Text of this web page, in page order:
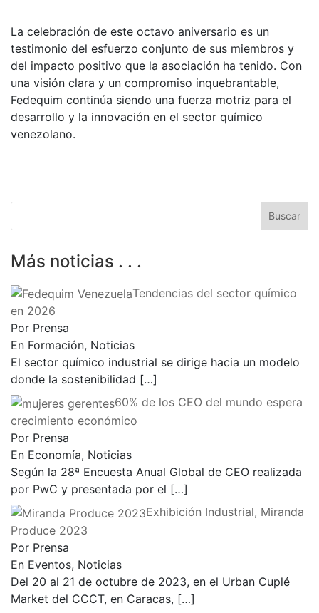
La celebración de este octavo aniversario es un
testimonio del esfuerzo conjunto de sus miembros y
del impacto positivo que la asociación ha tenido. Con
una visión clara y un compromiso inquebrantable,
Fedequim continúa siendo una fuerza motriz para el
desarrollo y la innovación en el sector químico
venezolano.
Más noticias . . .
Tendencias del sector químico
en 2026
Por Prensa
En Formación, Noticias
El sector químico industrial se dirige hacia un modelo
donde la sostenibilidad […]
60% de los CEO del mundo espera
crecimiento económico
Por Prensa
En Economía, Noticias
Según la 28ª Encuesta Anual Global de CEO realizada
por PwC y presentada por el […]
Exhibición Industrial, Miranda
Produce 2023
Por Prensa
En Eventos, Noticias
Del 20 al 21 de octubre de 2023, en el Urban Cuplé
Market del CCCT, en Caracas, […]